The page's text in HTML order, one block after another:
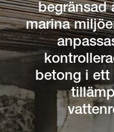
begränsad
marina
betong i ett